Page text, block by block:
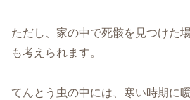
ただし、家の中で死骸を見つけた
も考えられます。
てんとう虫の中には、寒い時期に